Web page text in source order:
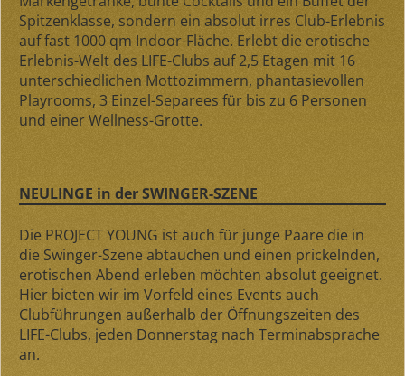
Spitzenklasse, sondern ein absolut irres Club-Erlebnis
auf fast 1000 qm Indoor-Fläche. Erlebt die erotische
Erlebnis-Welt des LIFE-Clubs auf 2,5 Etagen mit 16
unterschiedlichen Mottozimmern, phantasievollen
Playrooms, 3 Einzel-Separees für bis zu 6 Personen
und einer Wellness-Grotte.
NEULINGE in der SWINGER-SZENE
Die PROJECT YOUNG ist auch für junge Paare die in
die Swinger-Szene abtauchen und einen prickelnden,
erotischen Abend erleben möchten absolut geeignet.
Hier bieten wir im Vorfeld eines Events auch
Clubführungen außerhalb der Öffnungszeiten des
LIFE-Clubs, jeden Donnerstag nach Terminabsprache
an.